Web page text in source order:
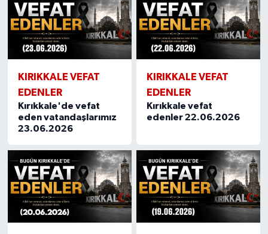
KIRIKKALE VEFAT
EDENLER
Kırıkkale'de vefat
eden vatandaşlarımız
23.06.2026
KIRIKKALE VEFAT
EDENLER
Kırıkkale vefat
edenler 22.06.2026